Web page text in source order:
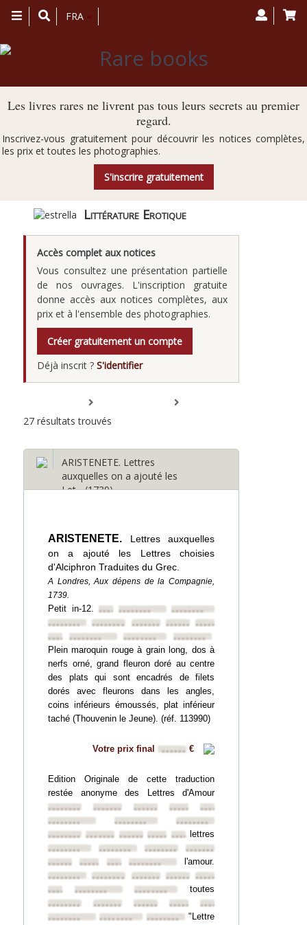
Toggle
navigation
FRA
Les livres rares ne livrent pas tous leurs secrets au premier
regard.
Inscrivez-vous gratuitement pour découvrir les notices complètes,
les prix et toutes les photographies.
S'inscrire gratuitement
Littérature Erotique
Accès complet aux notices
Vous consultez une présentation partielle
de nos ouvrages. L'inscription gratuite
donne accès aux notices complètes, aux
prix et à l'ensemble des photographies.
Créer gratuitement un compte
Déjà inscrit ? S'identifier
27 résultats trouvés
ARISTENETE. Lettres
auxquelles on a ajouté les
Let... (1739)
ARISTENETE.
Lettres auxquelles
on a ajouté les Lettres choisies
d'Alciphron Traduites du Grec.
A Londres, Aux dépens de la Compagnie,
1739.
Petit in-12. ••••••••••••••••
••••••••
••••••••
•••••••• •••••••• ••••••••••••••••
•••••••••••••••• ••••••••
••••••••
Plein maroquin rouge à grain long, dos à
nerfs orné, grand fleuron doré au centre
des plats qui sont encadrés de filets
dorés avec fleurons dans les angles,
coins inférieurs émoussés, plat inférieur
taché (Thouvenin le Jeune). (réf. 113990)
Votre prix final •••••• €
Edition Originale de cette traduction
restée anonyme des Lettres d'Amour
••••••••
•••••••• •••••••• ••••••••••••••••
••••••••
••••••••
••••••••
•••••••• •••••••• ••••••••••••••••••••••••
lettres
••••••••
•••••••• ••••••••
••••••••
••••••••••••••••••••••••••••••••
l'amour.
••••••••
•••••••• •••••••• ••••••••••••••••
•••••••••••••••• ••••••••
toutes
••••••••
•••••••• •••••••• ••••••••••••••••
••••••••
•••••••• ••••••••
"Lettre